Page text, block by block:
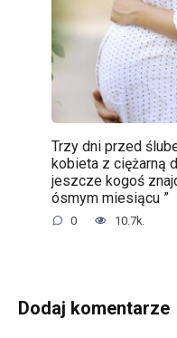
Trzy dni przed
kobieta z ciężarną
jeszcze kogoś
ósmym miesiącu ”
0 10.7k.
Dodaj komentarze